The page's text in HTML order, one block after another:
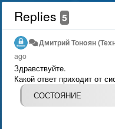
Replies 5
Дмитрий Тонoян
ago
Здравствуйте.
Какой ответ приходит от
СОСТОЯНИЕ